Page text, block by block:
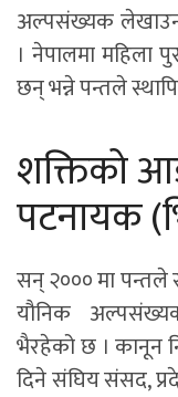
अल्पसंख्यक लेखाउन
। नेपालमा
छन् भन्ने पन्तले
शक्तिको
पटनायक
सन् २००० मा पन्तले
यौनिक
भैरहेको छ । कानून
दिने संघिय संसद,